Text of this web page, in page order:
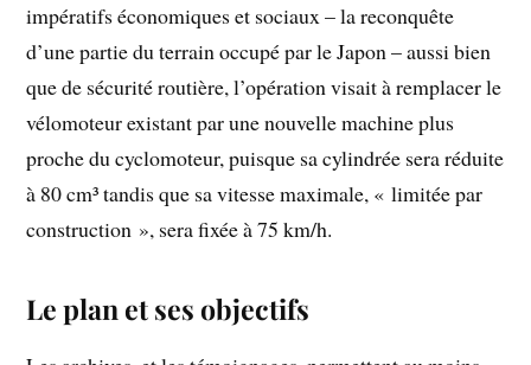
impératifs économiques et sociaux – la reconquête
d’une partie du terrain occupé par le Japon – aussi bien
que de sécurité routière, l’opération visait à remplacer le
vélomoteur existant par une nouvelle machine plus
proche du cyclomoteur, puisque sa cylindrée sera réduite
à 80 cm³ tandis que sa vitesse maximale, « limitée par
construction », sera fixée à 75 km/h.
Le plan et ses objectifs